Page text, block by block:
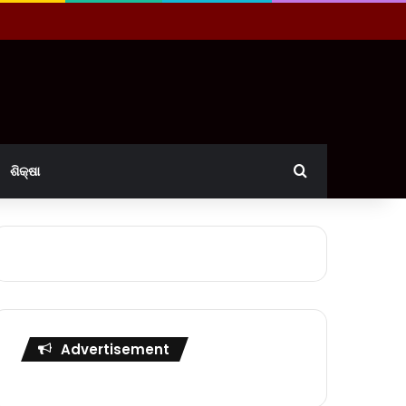
ଶିକ୍ଷା Search for
Advertisement